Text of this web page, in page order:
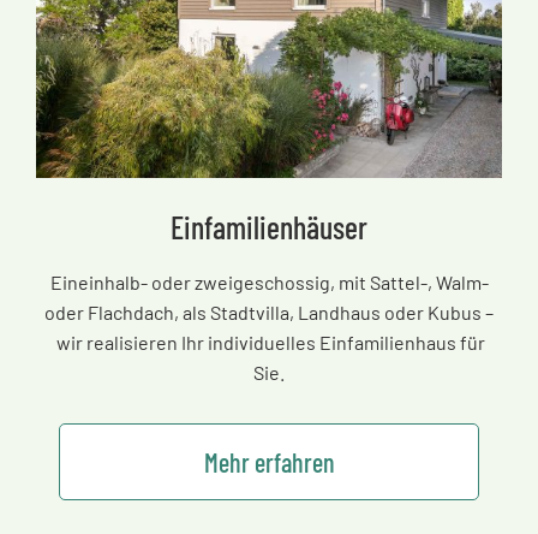
Einfamilienhäuser
Eineinhalb- oder zweigeschossig, mit Sattel-, Walm-
oder Flachdach, als Stadtvilla, Landhaus oder Kubus –
wir realisieren Ihr individuelles Einfamilienhaus für
Sie.
Mehr erfahren